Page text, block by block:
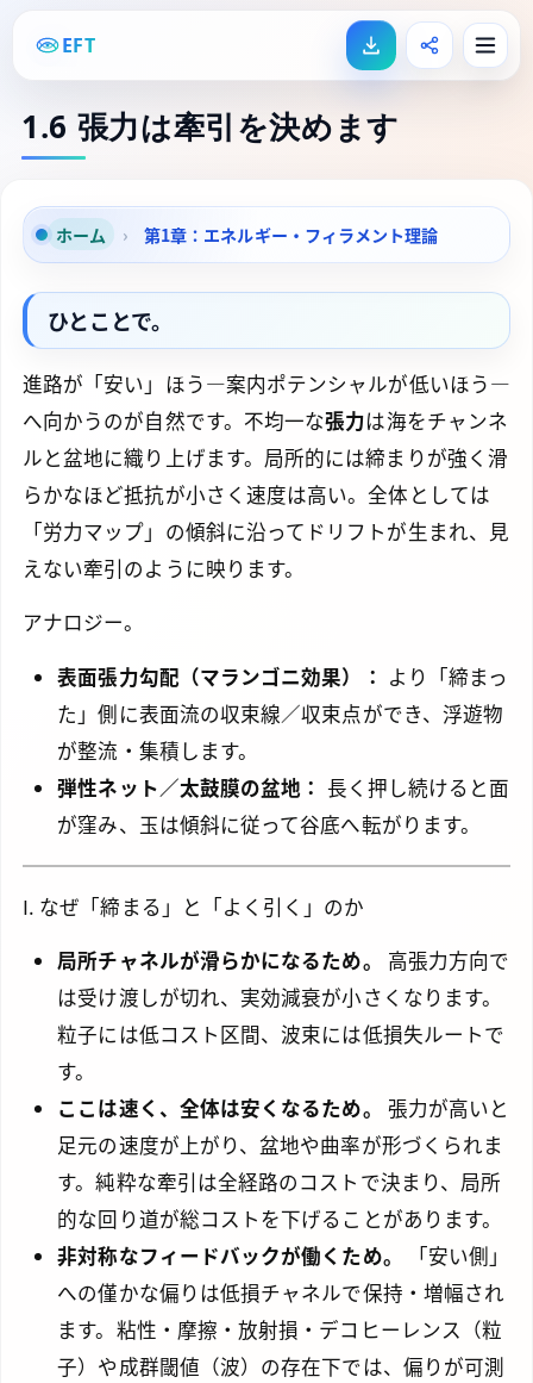
EFT
1.6 張力は牽引を決めます
ホーム › 第1章：エネルギー・フィラメント理論
ひとことで。
進路が「安い」ほう—案内ポテンシャルが低いほう—
へ向かうのが自然です。不均一な張力は海をチャンネ
ルと盆地に織り上げます。局所的には締まりが強く滑
らかなほど抵抗が小さく速度は高い。全体としては
「労力マップ」の傾斜に沿ってドリフトが生まれ、見
えない牽引のように映ります。
アナロジー。
表面張力勾配（マランゴニ効果）： より「締まっ
た」側に表面流の収束線／収束点ができ、浮遊物
が整流・集積します。
弾性ネット／太鼓膜の盆地： 長く押し続けると面
が窪み、玉は傾斜に従って谷底へ転がります。
I. なぜ「締まる」と「よく引く」のか
局所チャネルが滑らかになるため。
高張力方向で
は受け渡しが切れ、実効減衰が小さくなります。
粒子には低コスト区間、波束には低損失ルートで
す。
ここは速く、全体は安くなるため。
張力が高いと
足元の速度が上がり、盆地や曲率が形づくられま
す。純粋な牽引は全経路のコストで決まり、局所
的な回り道が総コストを下げることがあります。
非対称なフィードバックが働くため。
「安い側」
への僅かな偏りは低損チャネルで保持・増幅され
ます。粘性・摩擦・放射損・デコヒーレンス（粒
子）や成群閾値（波）の存在下では、偏りが可測